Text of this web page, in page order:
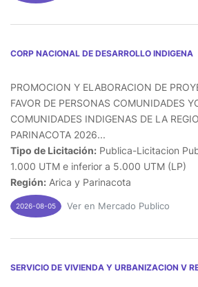
CORP NACIONAL DE DESARROLLO INDIGENA
PROMOCION Y ELABORACION DE
FAVOR DE PERSONAS COMUNIDADES
COMUNIDADES INDIGENAS DE LA
PARINACOTA 2026...
Tipo de Licitación: Publica-Licitacion
1.000 UTM e inferior a 5.000 UTM (LP)
Región: Arica y Parinacota
2026-08-05 Ver en Mercado Publico
SERVICIO DE VIVIENDA Y URBANIZACION V